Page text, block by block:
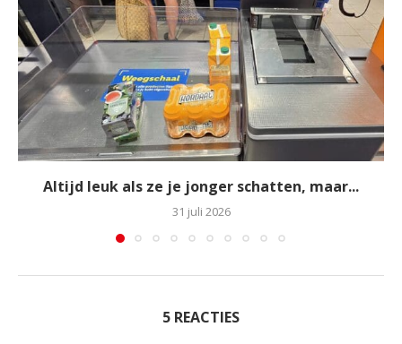
Altijd leuk als ze je jonger schatten, maar...
31 juli 2026
5 REACTIES